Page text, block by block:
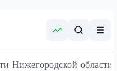
Нижегородской области